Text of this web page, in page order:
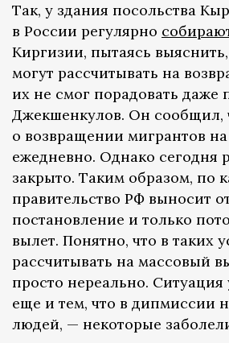
Так, у здания посольства
в России регулярно
Киргизии, пытаясь
могут рассчитывать на
их не смог порадовать даже
Джекшенкулов. Он сообщил,
о возвращении мигрантов
ежедневно. Однако сегодня
закрыто. Таким образом, по
правительство РФ выносит
постановление и только
вылет. Понятно, что в таких
рассчитывать на массовый
просто нереально. Ситуация
еще и тем, что в дипмиссии
людей, — некоторые